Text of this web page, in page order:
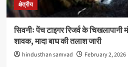
क्षेत्रीय
सिवनीः पेंच टाइगर रिजर्व के
शावक, मादा बाघ की तलाश जारी
hindusthan samvad February 2, 2026